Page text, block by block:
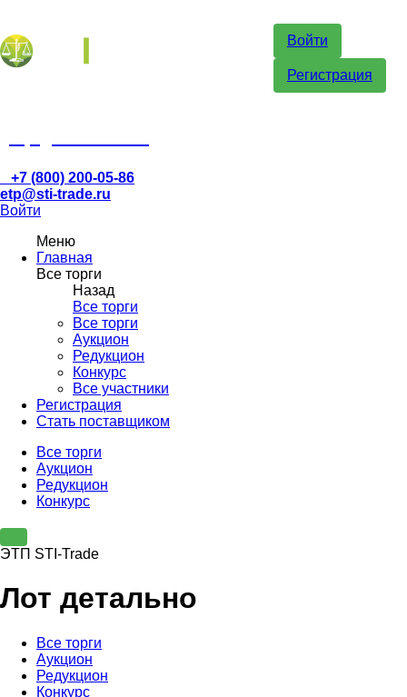
Войти
Регистрация
+7 (800) 200-05-86
etp@sti-trade.ru
Войти
Меню
Главная
Все торги
Назад
Все торги
Все торги
Аукцион
Редукцион
Конкурс
Все участники
Регистрация
Стать поставщиком
Все торги
Аукцион
Редукцион
Конкурс
ЭТП STI-Trade
Лот детально
Все торги
Аукцион
Редукцион
Конкурс